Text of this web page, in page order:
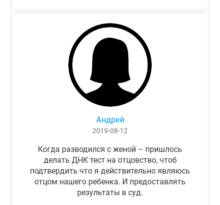
Андрей
2019-08-12
Когда разводился с женой – пришлось
делать ДНК тест на отцовство, чтоб
подтвердить что я действительно являюсь
отцом нашего ребенка. И предоставлять
результаты в суд.